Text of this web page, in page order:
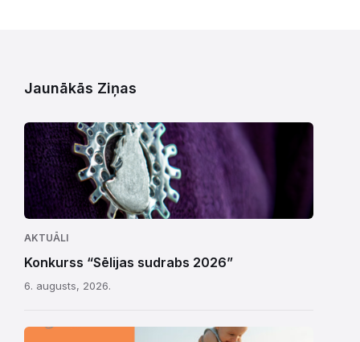
Jaunākās Ziņas
AKTUĀLI
Konkurss “Sēlijas sudrabs 2026”
6. augusts, 2026.